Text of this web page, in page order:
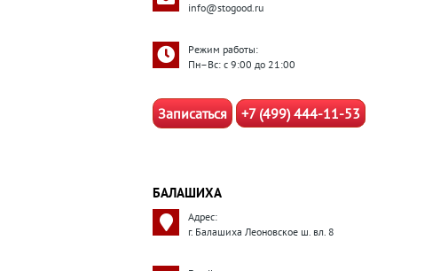
info@stogood.ru
Режим работы:
Пн–Вс: с 9:00 до 21:00
Записаться +7 (499) 444-11-53
БАЛАШИХА
Адрес:
г. Балашиха Леоновское ш. вл. 8